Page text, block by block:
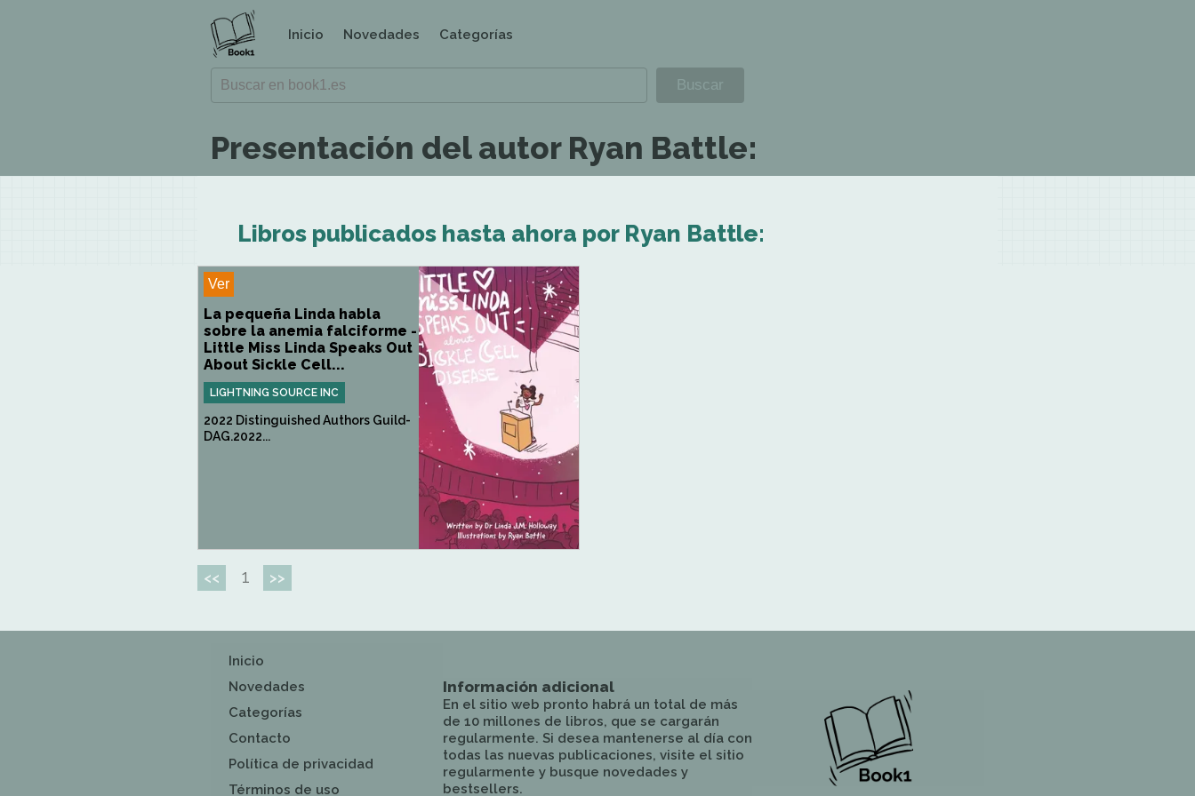
Inicio Novedades Categorías
Presentación del autor Ryan Battle:
Libros publicados hasta ahora por Ryan Battle:
Ver
La pequeña Linda habla
sobre la anemia falciforme -
Little Miss Linda Speaks Out
About Sickle Cell...
LIGHTNING SOURCE INC
2022 Distinguished Authors Guild-
DAG.2022...
<< 1 >>
Inicio
Novedades
Categorías
Contacto
Política de privacidad
Términos de uso
Información adicional
En el sitio web pronto habrá un total de más
de 10 millones de libros, que se cargarán
regularmente. Si desea mantenerse al día con
todas las nuevas publicaciones, visite el sitio
regularmente y busque novedades y
bestsellers.